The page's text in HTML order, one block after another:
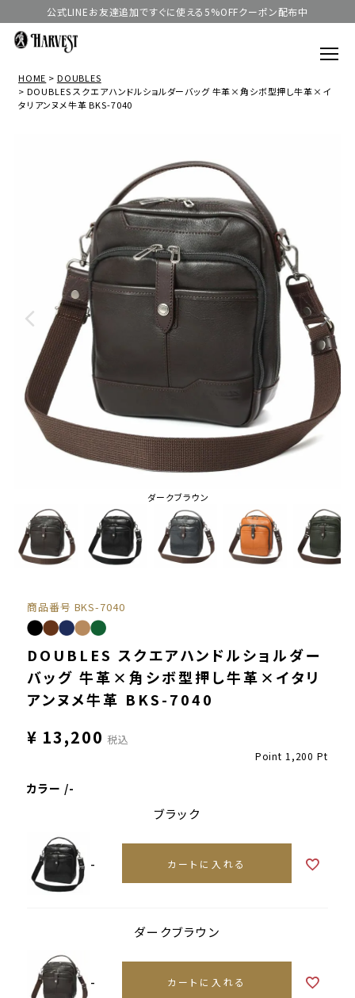
公式LINEお友達追加ですぐに使える5%OFFクーポン配布中
HOME
DOUBLES
DOUBLES スクエアハンドルショルダーバッグ 牛革×角シボ型押し牛革×イ
タリアンヌメ牛革 BKS-7040
ダークブラウン
商品番号 BKS-7040
DOUBLES スクエアハンドルショルダー
バッグ 牛革×角シボ型押し牛革×イタリ
アンヌメ牛革 BKS-7040
¥ 13,200 税込
Point 1,200 Pt
カラー -
ブラック
- カートに入れる
ダークブラウン
- カートに入れる